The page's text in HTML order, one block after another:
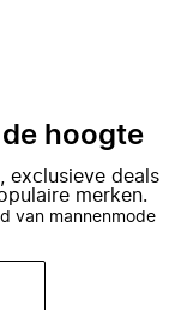
hoogte
exclusieve deals
merken.
van mannenmode